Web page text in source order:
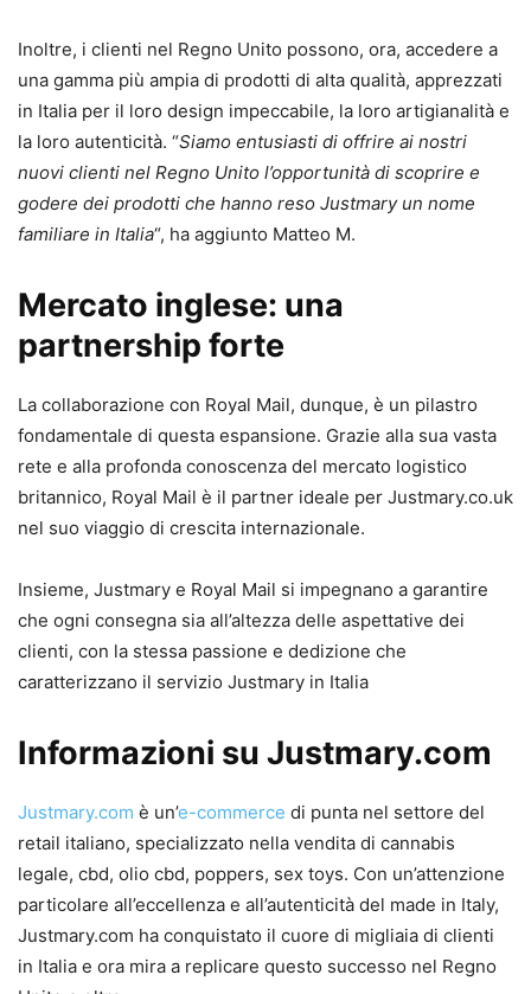
Inoltre, i clienti nel Regno Unito possono, ora, accedere a
una gamma più ampia di prodotti di alta qualità, apprezzati
in Italia per il loro design impeccabile, la loro artigianalità e
la loro autenticità. “Siamo entusiasti di offrire ai nostri
nuovi clienti nel Regno Unito l’opportunità di scoprire e
godere dei prodotti che hanno reso Justmary un nome
familiare in Italia“, ha aggiunto Matteo M.
Mercato inglese: una
partnership forte
La collaborazione con Royal Mail, dunque, è un pilastro
fondamentale di questa espansione. Grazie alla sua vasta
rete e alla profonda conoscenza del mercato logistico
britannico, Royal Mail è il partner ideale per Justmary.co.uk
nel suo viaggio di crescita internazionale.
Insieme, Justmary e Royal Mail si impegnano a garantire
che ogni consegna sia all’altezza delle aspettative dei
clienti, con la stessa passione e dedizione che
caratterizzano il servizio Justmary in Italia
Informazioni su Justmary.com
Justmary.com è un’e-commerce di punta nel settore del
retail italiano, specializzato nella vendita di cannabis
legale, cbd, olio cbd, poppers, sex toys. Con un’attenzione
particolare all’eccellenza e all’autenticità del made in Italy,
Justmary.com ha conquistato il cuore di migliaia di clienti
in Italia e ora mira a replicare questo successo nel Regno